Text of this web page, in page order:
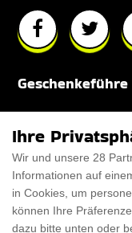
Geschenkeführe
Für Haustiere
ThanksGiving
Ihre
Wir und unsere 28
Informationen auf
in Cookies, um
können Ihre
dazu bitte unten oder